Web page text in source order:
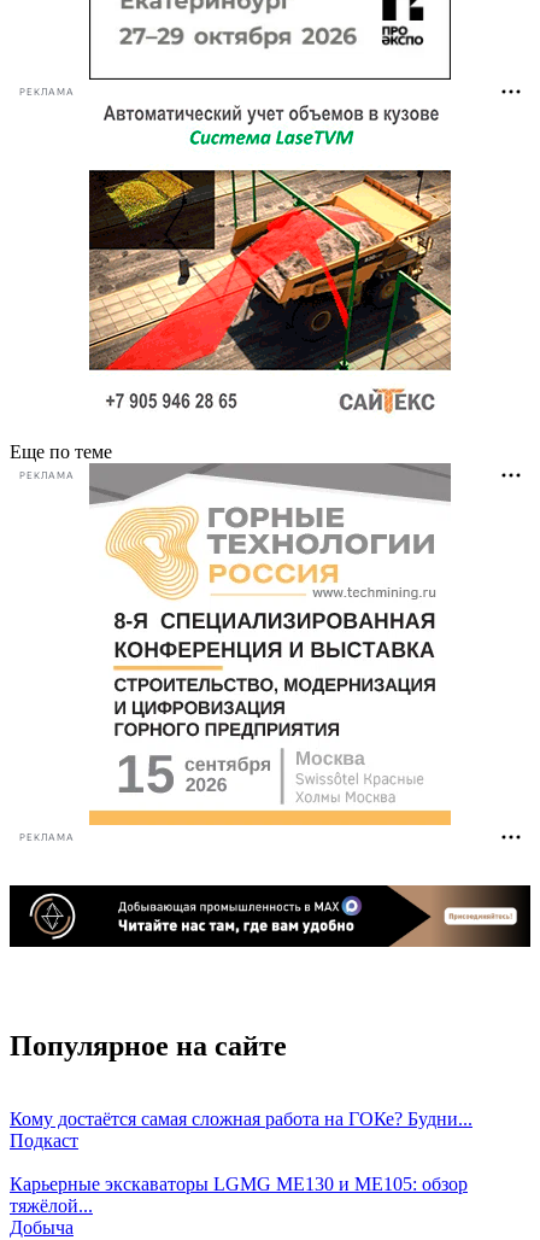
РЕКЛАМА
Еще по теме
РЕКЛАМА
РЕКЛАМА
Популярное на сайте
Кому достаётся самая сложная работа на ГОКе? Будни...
Подкаст
Карьерные экскаваторы LGMG ME130 и ME105: обзор
тяжёлой...
Добыча